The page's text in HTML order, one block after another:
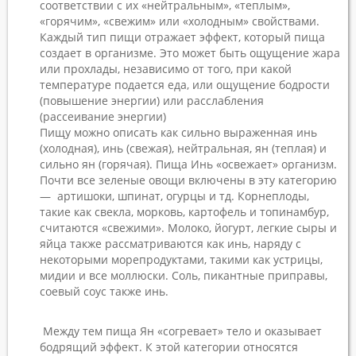
соответствии с их «нейтральным», «теплым»,
«горячим», «свежим» или «холодным» свойствами.
Каждый тип пищи отражает эффект, который пища
создает в организме. Это может быть ощущение жара
или прохлады, независимо от того, при какой
температуре подается еда, или ощущение бодрости
(повышение энергии) или расслабления
(рассеивание энергии)
Пищу можно описать как сильно выраженная инь
(холодная), инь (свежая), нейтральная, ян (теплая) и
сильно ян (горячая). Пища Инь «освежает» организм.
Почти все зеленые овощи включены в эту категорию
— артишоки, шпинат, огурцы и тд. Корнеплоды,
такие как свекла, морковь, картофель и топинамбур,
считаются «свежими». Молоко, йогурт, легкие сыры и
яйца также рассматриваются как инь, наряду с
некоторыми морепродуктами, такими как устрицы,
мидии и все моллюски. Соль, пикантные приправы,
соевый соус также инь.
Между тем пища Ян «согревает» тело и оказывает
бодрящий эффект. К этой категории относятся